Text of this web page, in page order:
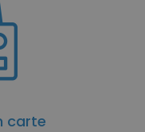
carte